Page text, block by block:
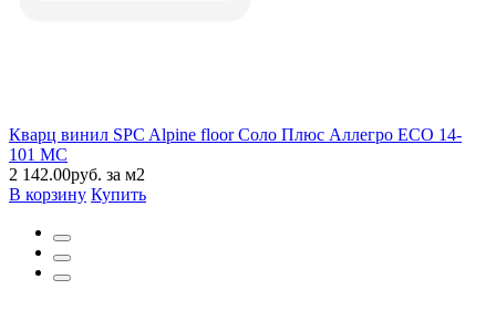
Кварц винил SPC Alpine floor Соло Плюс Аллегро ЕСО 14-
101 MC
2 142.00руб. за м2
В корзину Купить